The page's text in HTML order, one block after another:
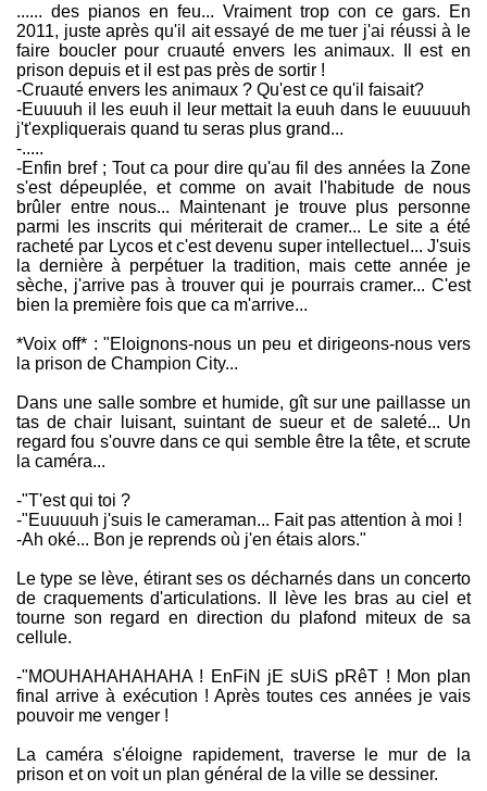
...... des pianos en feu... Vraiment trop con ce gars. En
2011, juste après qu'il ait essayé de me tuer j'ai réussi à le
faire boucler pour cruauté envers les animaux. Il est en
prison depuis et il est pas près de sortir !
-Cruauté envers les animaux ? Qu'est ce qu'il faisait?
-Euuuuh il les euuh il leur mettait la euuh dans le euuuuuh
j't'expliquerais quand tu seras plus grand...
-.....
-Enfin bref ; Tout ca pour dire qu'au fil des années la Zone
s'est dépeuplée, et comme on avait l'habitude de nous
brûler entre nous... Maintenant je trouve plus personne
parmi les inscrits qui mériterait de cramer... Le site a été
racheté par Lycos et c'est devenu super intellectuel... J'suis
la dernière à perpétuer la tradition, mais cette année je
sèche, j'arrive pas à trouver qui je pourrais cramer... C'est
bien la première fois que ca m'arrive...
*Voix off* : "Eloignons-nous un peu et dirigeons-nous vers
la prison de Champion City...
Dans une salle sombre et humide, gît sur une paillasse un
tas de chair luisant, suintant de sueur et de saleté... Un
regard fou s'ouvre dans ce qui semble être la tête, et scrute
la caméra...
-"T'est qui toi ?
-"Euuuuuh j'suis le cameraman... Fait pas attention à moi !
-Ah oké... Bon je reprends où j'en étais alors."
Le type se lève, étirant ses os décharnés dans un concerto
de craquements d'articulations. Il lève les bras au ciel et
tourne son regard en direction du plafond miteux de sa
cellule.
-"MOUHAHAHAHAHA ! EnFiN jE sUiS pRêT ! Mon plan
final arrive à exécution ! Après toutes ces années je vais
pouvoir me venger !
La caméra s'éloigne rapidement, traverse le mur de la
prison et on voit un plan général de la ville se dessiner.